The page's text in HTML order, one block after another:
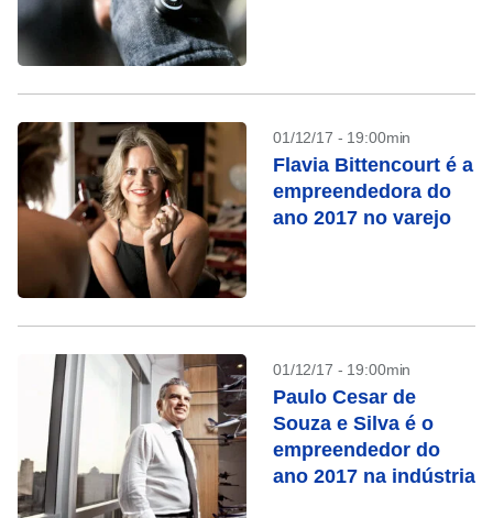
01/12/17 - 19:00min
Flavia Bittencourt é a
empreendedora do
ano 2017 no varejo
01/12/17 - 19:00min
Paulo Cesar de
Souza e Silva é o
empreendedor do
ano 2017 na indústria